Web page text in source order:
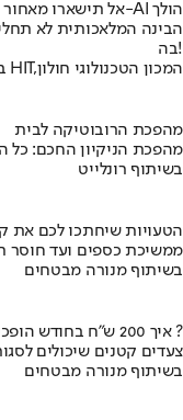
אל תישארו מאחור – בואו לגלות לאן ה-AI הולך
הבינה המלאכותית לא
בה!
בשיתוף HIT,המכון הטכנולוגי חולון
מהפכת הרובוטיקה לבית
מהפכת הניקיון החכם: כל
בשיתוף רונלייט
הטעויות שיחתכו לכם את
ממשיכת כספים ועד חוסר
בשיתוף מנורה מבטחים
איך 200 ש"ח בחודש הופכים ל140 אלף ?
צעדים קטנים שיכולים
בשיתוף מנורה מבטחים